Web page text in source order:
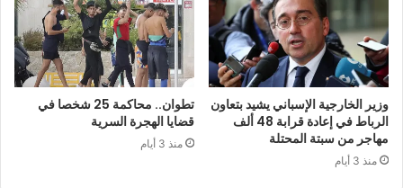
وزير الخارجية الإسباني يشيد بتعاون
الرباط في إعادة قرابة 48 ألف
مهاجر من سبتة المحتلة
منذ 3 أيام
تطوان.. محاكمة 25 شخصا في
قضايا الهجرة السرية
منذ 3 أيام